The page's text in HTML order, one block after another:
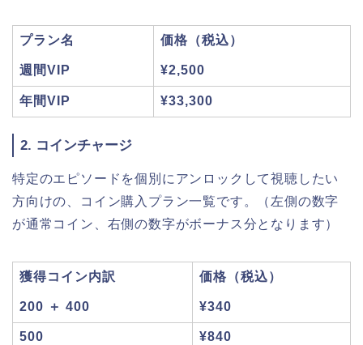
プラン名 価格（税込）
週間VIP ¥2,500
年間VIP ¥33,300
2. コインチャージ
特定のエピソードを個別にアンロックして視聴したい
方向けの、コイン購入プラン一覧です。（左側の数字
が通常コイン、右側の数字がボーナス分となります）
獲得コイン内訳 価格（税込）
200 ＋ 400 ¥340
500 ¥840